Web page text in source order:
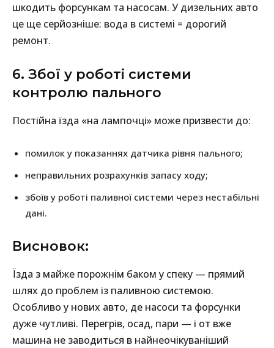
шкодить форсункам та насосам. У дизельних авто
це ще серйозніше: вода в системі = дорогий
ремонт.
6. Збої у роботі системи
контролю пального
Постійна їзда «на лампочці» може призвести до:
помилок у показаннях датчика рівня пального;
неправильних розрахунків запасу ходу;
збоїв у роботі паливної системи через нестабільні
дані.
Висновок:
Їзда з майже порожнім баком у спеку — прямий
шлях до проблем із паливною системою.
Особливо у нових авто, де насоси та форсунки
дуже чутливі. Перегрів, осад, пари — і от вже
машина не заводиться в найнеочікуваніший